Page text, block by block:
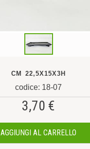
CM 22,5X15X3H
codice: 18-07
3,70 €
AGGIUNGI AL CARRELLO